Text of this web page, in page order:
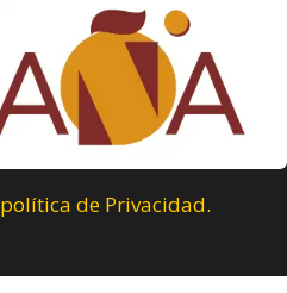
política de Privacidad.